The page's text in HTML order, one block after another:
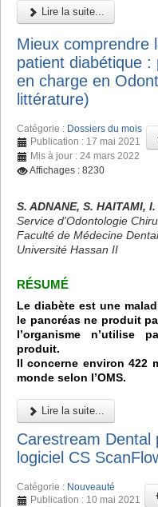
Lire la suite...
Mieux comprendre
patient diabétique
en charge en
littérature)
Catégorie : Dossiers du mois
Publication : 17 mai 2021
Mis à jour : 24 mars 2022
Affichages : 8230
S. ADNANE, S. HAITAMI, I.
Service d'Odontologie
Faculté de Médecine
Université Hassan II
RÉSUMÉ
Le diabète est une
le pancréas ne produit
l’organisme n’utilise
produit.
Il concerne environ 422
monde selon l’OMS.
Lire la suite...
Carestream Dental
logiciel CS
Catégorie : Nouveauté
Publication : 10 mai 2021